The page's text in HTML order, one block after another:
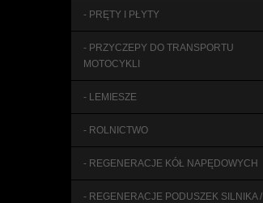
- PRĘTY I PŁYTY
- PRZYCZEPY DO TRANSPORTU
MOTOCYKLI
- LEMIESZE
- ROLNICTWO
- REGENERACJE KÓŁ NAPĘDOWYCH
- REGENERACJE PODUSZEK SILNIKA /